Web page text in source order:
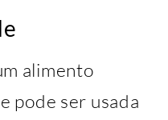
alimento
pode ser usada